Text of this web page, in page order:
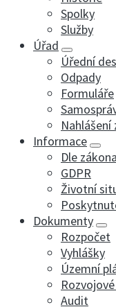
Spolky
Služby
Úřad
Úřední
Odpady
Formuláře
Nahlášení
Informace
Dle
GDPR
Životní
Dokumenty
Rozpočet
Vyhlášky
Územní
Audit